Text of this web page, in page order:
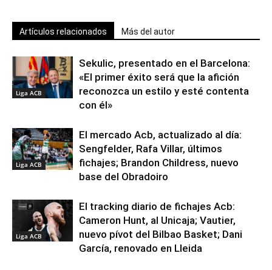
Artículos relacionados Más del autor
Liga ACB
Sekulic, presentado en el Barcelona:
«El primer éxito será que la afición
reconozca un estilo y esté contenta
con él»
Liga ACB
El mercado Acb, actualizado al día:
Sengfelder, Rafa Villar, últimos
fichajes; Brandon Childress, nuevo
base del Obradoiro
Liga ACB
El tracking diario de fichajes Acb:
Cameron Hunt, al Unicaja; Vautier,
nuevo pívot del Bilbao Basket; Dani
García, renovado en Lleida